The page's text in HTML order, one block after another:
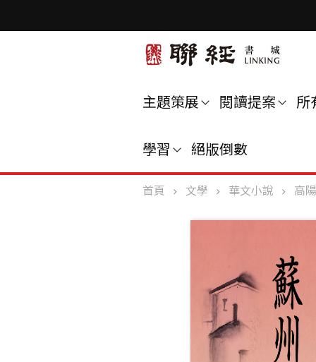
主題策展 閱讀提案 所
學習 絕版倒數
首頁 文學 華文小說 高